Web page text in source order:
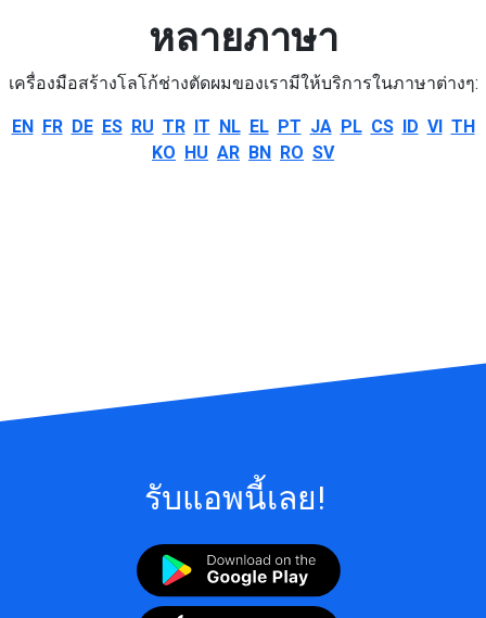
หลายภาษา
เครื่องมือสร้างโลโก้ช่างตัดผมของเรามีให้บริการในภาษาต่างๆ:
EN FR DE ES RU TR IT NL EL PT JA PL CS ID VI TH
KO HU AR BN RO SV
รับแอพนี้เลย!